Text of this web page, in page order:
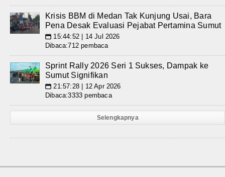
Krisis BBM di Medan Tak Kunjung Usai, Bara
Pena Desak Evaluasi Pejabat Pertamina Sumut
📅 15:44:52 | 14 Jul 2026
Dibaca:712 pembaca
Sprint Rally 2026 Seri 1 Sukses, Dampak ke
Sumut Signifikan
📅 21:57:28 | 12 Apr 2026
Dibaca:3333 pembaca
Selengkapnya